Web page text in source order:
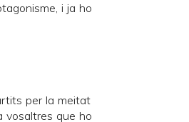
i ja ho
per la meitat
vosaltres que ho